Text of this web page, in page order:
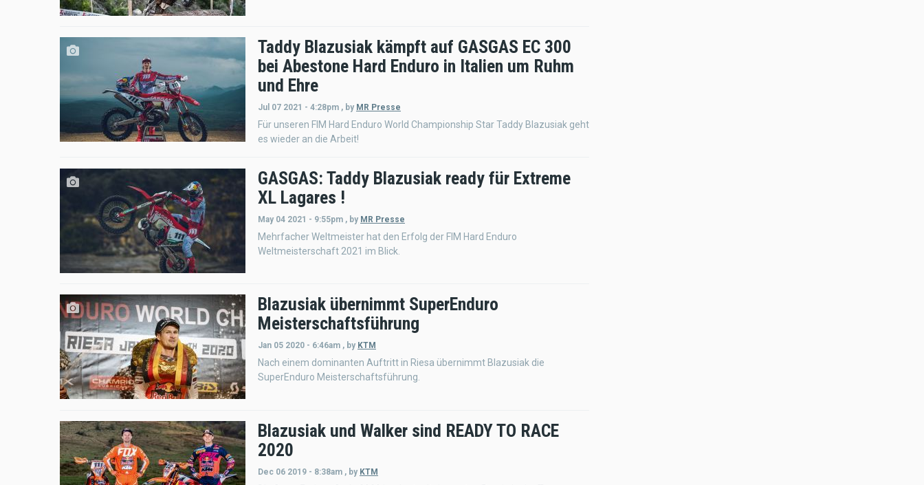
Taddy Blazusiak kämpft auf GASGAS EC 300
bei Abestone Hard Enduro in Italien um Ruhm
und Ehre
Jul 07 2021 - 4:28pm , by MR Presse
Für unseren FIM Hard Enduro World Championship Star Taddy Blazusiak geht
es wieder an die Arbeit!
GASGAS: Taddy Blazusiak ready für Extreme
XL Lagares !
May 04 2021 - 9:55pm , by MR Presse
Mehrfacher Weltmeister hat den Erfolg der FIM Hard Enduro
Weltmeisterschaft 2021 im Blick.
Blazusiak übernimmt SuperEnduro
Meisterschaftsführung
Jan 05 2020 - 6:46am , by KTM
Nach einem dominanten Auftritt in Riesa übernimmt Blazusiak die
SuperEnduro Meisterschaftsführung.
Blazusiak und Walker sind READY TO RACE
2020
Dec 06 2019 - 8:38am , by KTM